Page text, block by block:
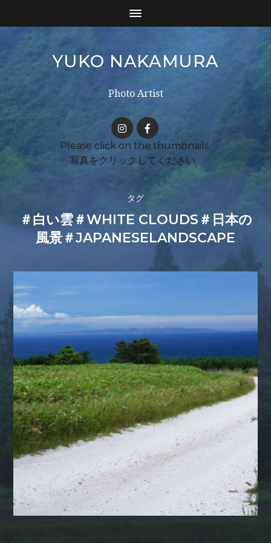
YUKO NAKAMURA
Photo Artist
タグ
＃白い雲＃WHITE CLOUDS＃日本の
風景＃JAPANESELANDSCAPE